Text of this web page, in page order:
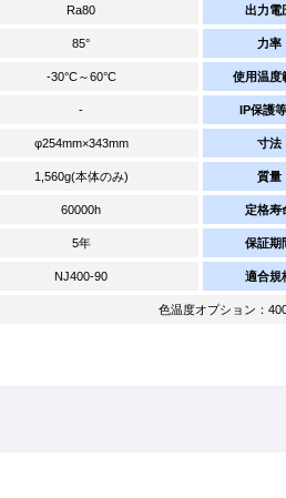
Ra80
85°
-30°C～60°C
-
φ254mm×343mm
1,560g(本体のみ)
60000h
5年
NJ400-90
出力電
力率
使用温度
IP保護
寸法
質量
定格寿
保証期
適合規
色温度オプション：